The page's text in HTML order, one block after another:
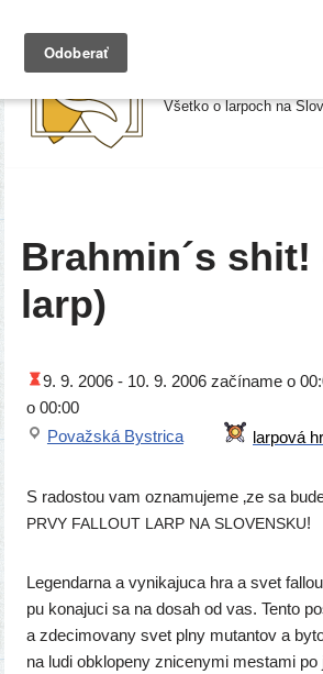
Preskočiť
Všetko o larpoch na
Brahmin´s
larp)
9. 9. 2006 -10. 9. 2006 začí­na­me o
o 00:00
Považská Bystrica
S rados­tou vam ozna­mu­je­me ‚ze sa
PRVY FALLOUT LARP NA SLOVENSKU!
Legendarna a vyni­ka­ju­ca hra a svet
pu kona­ju­ci sa na dosah od vas. Tento
a zde­ci­mo­va­ny svet plny mutan­tov a
na ludi obklo­pe­ny zni­ce­ny­mi mes­ta­mi po